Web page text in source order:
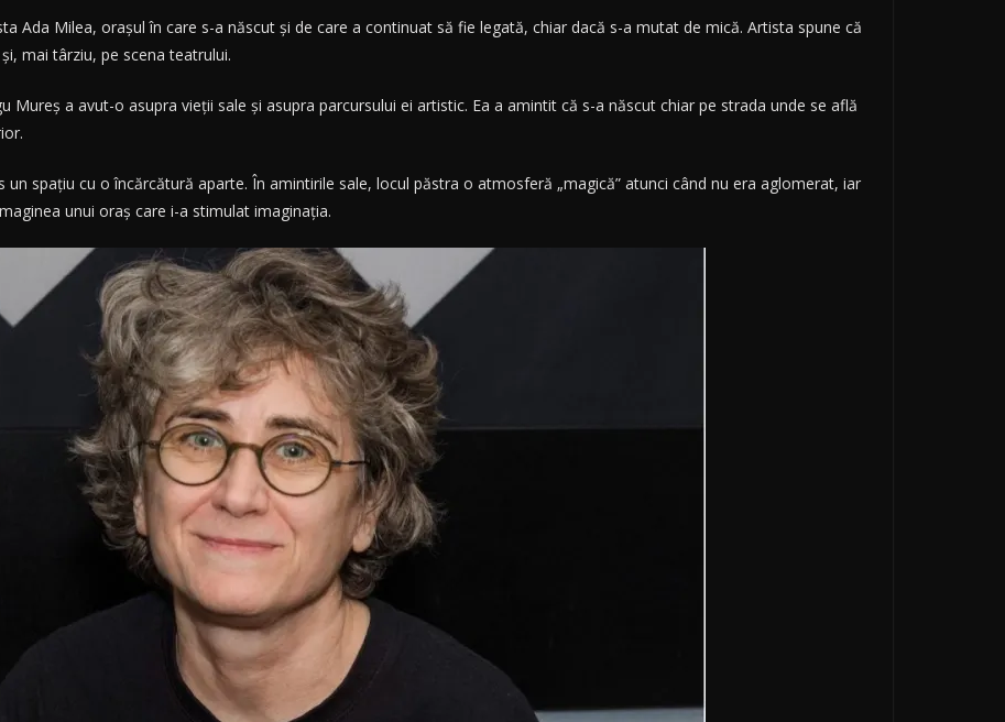
Ada Milea, orașul în care s-a născut și de care a continuat să fie legată, chiar dacă s-a mutat de mică. Artista spune că
mai târziu, pe scena teatrului.
Mureș a avut-o asupra vieții sale și asupra parcursului ei artistic. Ea a amintit că s-a născut chiar pe strada unde se află
spațiu cu o încărcătură aparte. În amintirile sale, locul păstra o atmosferă „magică” atunci când nu era aglomerat, iar
unui oraș care i-a stimulat imaginația.